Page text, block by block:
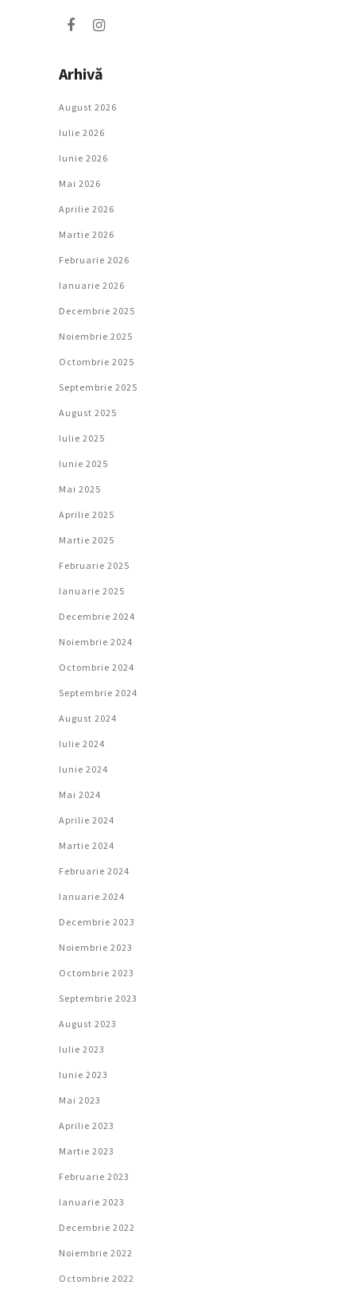
Arhivă
August 2026
Iulie 2026
Iunie 2026
Mai 2026
Aprilie 2026
Martie 2026
Februarie 2026
Ianuarie 2026
Decembrie 2025
Noiembrie 2025
Octombrie 2025
Septembrie 2025
August 2025
Iulie 2025
Iunie 2025
Mai 2025
Aprilie 2025
Martie 2025
Februarie 2025
Ianuarie 2025
Decembrie 2024
Noiembrie 2024
Octombrie 2024
Septembrie 2024
August 2024
Iulie 2024
Iunie 2024
Mai 2024
Aprilie 2024
Martie 2024
Februarie 2024
Ianuarie 2024
Decembrie 2023
Noiembrie 2023
Octombrie 2023
Septembrie 2023
August 2023
Iulie 2023
Iunie 2023
Mai 2023
Aprilie 2023
Martie 2023
Februarie 2023
Ianuarie 2023
Decembrie 2022
Noiembrie 2022
Octombrie 2022